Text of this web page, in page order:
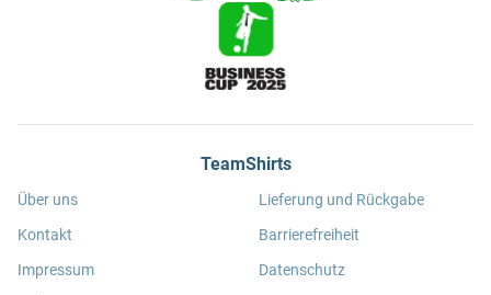
TeamShirts
Über uns
Kontakt
Impressum
Lieferung und Rückgabe
Barrierefreiheit
Datenschutz